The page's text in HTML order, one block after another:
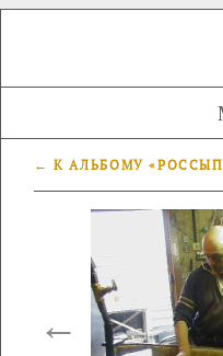
← К АЛЬБОМУ
←